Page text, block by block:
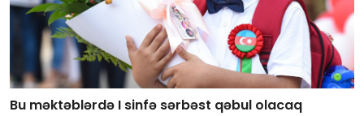
Bu məktəblərdə I sinfə sərbəst qəbul olacaq